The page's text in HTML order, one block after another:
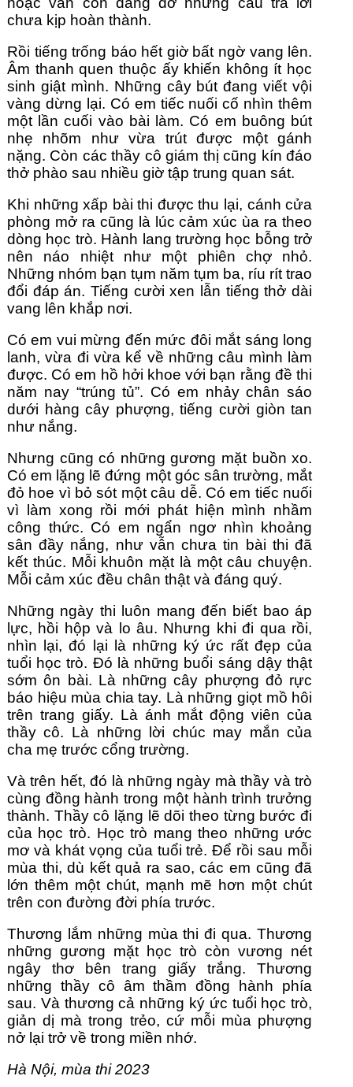
chưa kịp hoàn thành.
Rồi tiếng trống báo hết giờ bất ngờ vang lên.
Âm thanh quen thuộc ấy khiến không ít học
sinh giật mình. Những cây bút đang viết vội
vàng dừng lại. Có em tiếc nuối cố nhìn thêm
một lần cuối vào bài làm. Có em buông bút
nhẹ nhõm như vừa trút được một gánh
nặng. Còn các thầy cô giám thị cũng kín đáo
thở phào sau nhiều giờ tập trung quan sát.
Khi những xấp bài thi được thu lại, cánh cửa
phòng mở ra cũng là lúc cảm xúc ùa ra theo
dòng học trò. Hành lang trường học bỗng trở
nên náo nhiệt như một phiên chợ nhỏ.
Những nhóm bạn tụm năm tụm ba, ríu rít trao
đổi đáp án. Tiếng cười xen lẫn tiếng thở dài
vang lên khắp nơi.
Có em vui mừng đến mức đôi mắt sáng long
lanh, vừa đi vừa kể về những câu mình làm
được. Có em hồ hởi khoe với bạn rằng đề thi
năm nay “trúng tủ”. Có em nhảy chân sáo
dưới hàng cây phượng, tiếng cười giòn tan
như nắng.
Nhưng cũng có những gương mặt buồn xo.
Có em lặng lẽ đứng một góc sân trường, mắt
đỏ hoe vì bỏ sót một câu dễ. Có em tiếc nuối
vì làm xong rồi mới phát hiện mình nhầm
công thức. Có em ngẩn ngơ nhìn khoảng
sân đầy nắng, như vẫn chưa tin bài thi đã
kết thúc. Mỗi khuôn mặt là một câu chuyện.
Mỗi cảm xúc đều chân thật và đáng quý.
Những ngày thi luôn mang đến biết bao áp
lực, hồi hộp và lo âu. Nhưng khi đi qua rồi,
nhìn lại, đó lại là những ký ức rất đẹp của
tuổi học trò. Đó là những buổi sáng dậy thật
sớm ôn bài. Là những cây phượng đỏ rực
báo hiệu mùa chia tay. Là những giọt mồ hôi
trên trang giấy. Là ánh mắt động viên của
thầy cô. Là những lời chúc may mắn của
cha mẹ trước cổng trường.
Và trên hết, đó là những ngày mà thầy và trò
cùng đồng hành trong một hành trình trưởng
thành. Thầy cô lặng lẽ dõi theo từng bước đi
của học trò. Học trò mang theo những ước
mơ và khát vọng của tuổi trẻ. Để rồi sau mỗi
mùa thi, dù kết quả ra sao, các em cũng đã
lớn thêm một chút, mạnh mẽ hơn một chút
trên con đường đời phía trước.
Thương lắm những mùa thi đi qua. Thương
những gương mặt học trò còn vương nét
ngây thơ bên trang giấy trắng. Thương
những thầy cô âm thầm đồng hành phía
sau. Và thương cả những ký ức tuổi học trò,
giản dị mà trong trẻo, cứ mỗi mùa phượng
nở lại trở về trong miền nhớ.
Hà Nội, mùa thi 2023